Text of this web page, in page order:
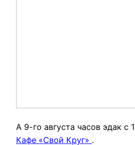
А 9-го августа часов эдак с
Кафе «Свой Круг» .